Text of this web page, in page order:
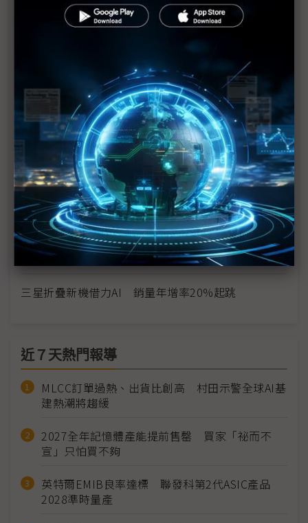
三星新折疊機採字節跳動AI模型 中國市場競爭加劇
三星折疊機薄度恐打不過中系廠 Galaxy Z Fold6
【科技聽IC逐字稿】拿折疊機更容易被搭訕？
對抗中國折疊機大軍 三星超薄高階機成殺手鐧
蘋果傳將推折疊iPhone 對三星有弊也有利
蘋果攜SDC開發折疊機 可能偏「書本式」設計
折疊iPhone大餅香餑餑 台系FCCL只能垂涎？
中國手機動能不墜 折疊機需求供應鏈有感
三星折疊新機借力AI 銷量年增率20%起跳
近７天熱門報導
MLCC訂單過熱、出貨比創高 村田示警全球AI基
建熱潮將趨緩
2027全年記憶體產能提前售罄 買家「祕而不
宣」只怕買不夠
英特爾EMIB良率達標 聯發科第2代ASIC產品
2028準時量產